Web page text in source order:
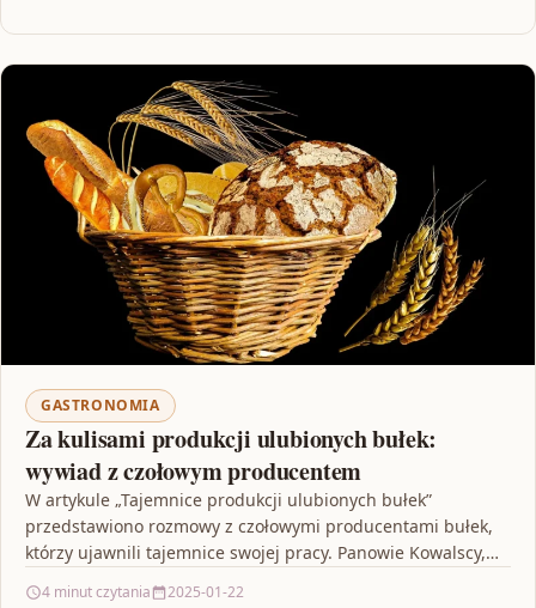
GASTRONOMIA
Za kulisami produkcji ulubionych bułek:
wywiad z czołowym producentem
W artykule „Tajemnice produkcji ulubionych bułek”
przedstawiono rozmowy z czołowymi producentami bułek,
którzy ujawnili tajemnice swojej pracy. Panowie Kowalscy,
4 minut czytania 2025-01-22